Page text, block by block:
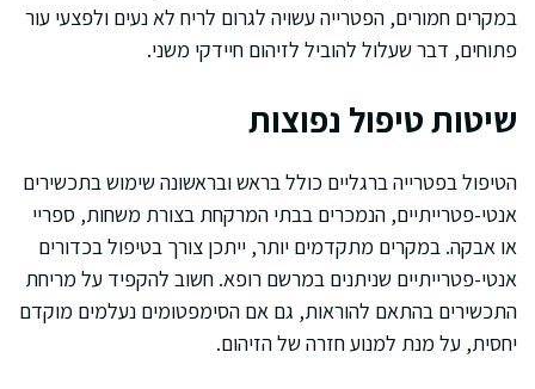
במקרים חמורים, הפטרייה עשויה לגרום לריח לא נעים ולפצעי עור
פתוחים, דבר שעלול להוביל לזיהום חיידקי משני.
שיטות טיפול נפוצות
הטיפול בפטרייה ברגליים כולל בראש ובראשונה שימוש בתכשירים
אנטי-פטרייתיים, הנמכרים בבתי המרקחת בצורת משחות, ספריי
או אבקה. במקרים מתקדמים יותר, ייתכן צורך בטיפול בכדורים
אנטי-פטרייתיים שניתנים במרשם רופא. חשוב להקפיד על מריחת
התכשירים בהתאם להוראות, גם אם הסימפטומים נעלמים מוקדם
יחסית, על מנת למנוע חזרה של הזיהום.